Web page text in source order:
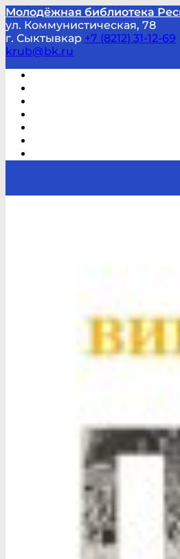
Молодёжная библиотека
ул. Коммунистическая, 78
г. Сыктывкар +7 (8212) 31-12-69
krub@bk.ru